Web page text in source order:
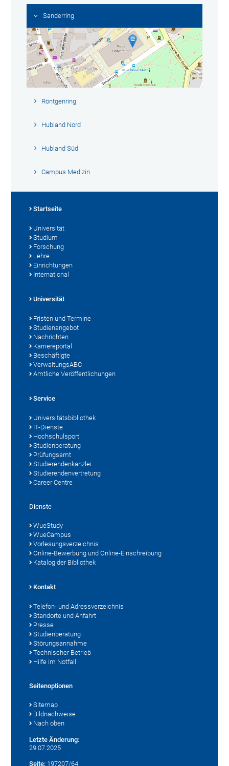
Sanderring
Röntgenring
Hubland Nord
Hubland Süd
Campus Medizin
Startseite
Universität
Studium
Forschung
Lehre
Einrichtungen
International
Universität
Fristen und Termine
Studienangebot
Nachrichten
Karriereportal
Beschäftigte
VerwaltungsABC
Amtliche Veröffentlichungen
Service
Universitätsbibliothek
IT-Dienste
Hochschulsport
Studienberatung
Prüfungsamt
Studierendenkanzlei
Studierendenvertretung
Career Centre
Dienste
WueStudy
WueCampus
Vorlesungsverzeichnis
Online-Bewerbung und Online-Einschreibung
Katalog der Bibliothek
Kontakt
Telefon- und Adressverzeichnis
Standorte und Anfahrt
Presse
Studienberatung
Störungsannahme
Technischer Betrieb
Hilfe im Notfall
Seitenoptionen
Sitemap
Bildnachweise
Nach oben
Letzte Änderung:
29.07.2025
Seite: 197207/64